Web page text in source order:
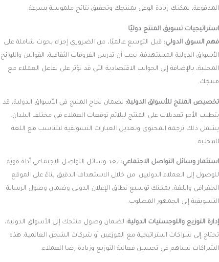
المدفوعة، يمكنك زيادة الوعي بمنتجك وتحقيق نتائج ملموسة بسرعة.
استراتيجيات تسويق المنتج دوليًا
فهم السوق الدولي: قبل التوسع عالميًا، من الضروري إجراء بحوث شاملة على
الأسواق الدولية المستهدفة. يجب أن تدرس الفروقات الثقافية، القوانين واللوائح
المحلية، بالإضافة إلى الجوانب الاقتصادية التي قد تؤثر على تفاعل العملاء مع
منتجك.
تخصيص المنتج للأسواق الدولية: لضمان نجاح المنتج في الأسواق الدولية، قد
يتطلب الأمر تعديلات على المنتج ليلائم توقعات العملاء في مختلف البلدان.
يشمل ذلك ترجمة المحتوى وتعديل العبارات التسويقية لتتناسب مع اللغة
المحلية.
استثمار وسائل التواصل الاجتماعي: تعد وسائل التواصل الاجتماعي أداة قوية
للوصول إلى العملاء الدوليين. من خلال الاستهداف الدقيق بناءً على الموقع
الجغرافي واللغة، يمكنك توسيع نطاق الإعلان الدولي وضمان وصول الرسالة
التسويقية إلى الجمهور المطلوب.
إدارة التوزيع واللوجستيات الدولية: لضمان وصول منتجك إلى الأسواق الدولية،
تحتاج إلى شراكات استراتيجية مع الموزعين أو شركات الشحن العالمية. هذه
الشراكات تساهم في تحسين فعالية التوزيع وزيادة رضا العملاء.